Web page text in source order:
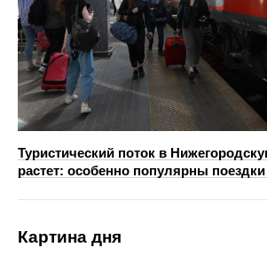
Туристический поток в
растет: особенно популярны
Картина дня